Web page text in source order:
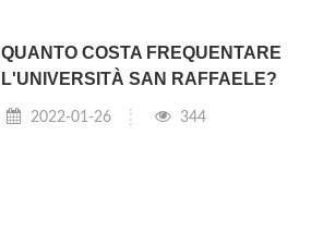
QUANTO COSTA FREQUENTARE
L'UNIVERSITÀ SAN RAFFAELE?
2022-01-26 344